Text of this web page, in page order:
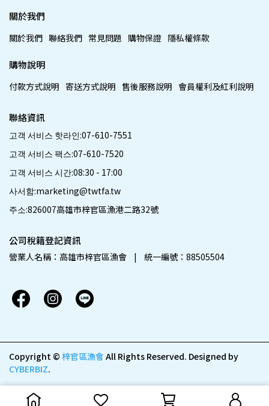
關於我們
關於我們 聯絡我們 常見問題 購物保證 隱私權條款
購物說明
付款方式說明 寄送方式說明 售後服務說明 會員權利及紅利說明
聯絡資訊
고객 서비스 핫라인:07-610-7551
고객 서비스 팩스:07-610-7520
고객 서비스 시간:08:30 - 17:00
사서함:marketing@twtfa.tw
주소:826007高雄市梓官區漁港二路32號
公司稅籍登記資訊
營業人名稱：高雄市梓官區漁會    |    統一編號：88505504
Copyright © 梓官區漁會 All Rights Reserved. Designed by
CYBERBIZ.